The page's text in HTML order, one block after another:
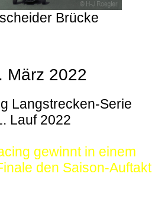
Brücke
März 2022
Langstrecken-Serie
Lauf 2022
gewinnt in einem
den Saison-Auftakt